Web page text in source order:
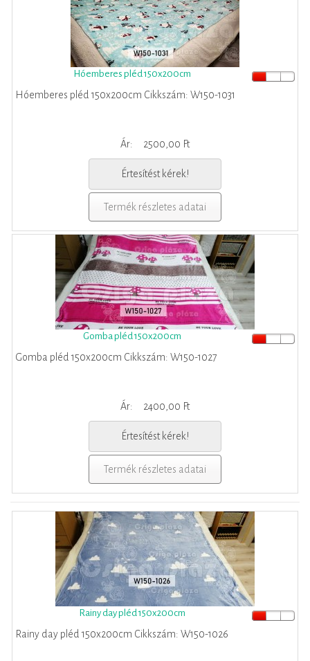
Hóemberes pléd 150x200cm
Hóemberes pléd 150x200cm Cikkszám: W150-1031
Ár: 2500,00 Ft
Értesítést kérek!
Termék részletes adatai
Gomba pléd 150x200cm
Gomba pléd 150x200cm Cikkszám: W150-1027
Ár: 2400,00 Ft
Értesítést kérek!
Termék részletes adatai
Rainy day pléd 150x200cm
Rainy day pléd 150x200cm Cikkszám: W150-1026